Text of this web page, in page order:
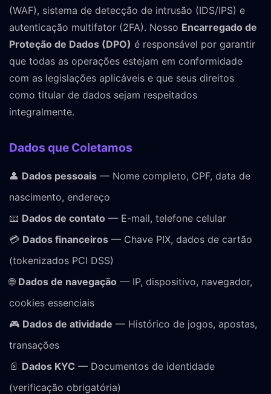
(WAF), sistema de detecção de intrusão (IDS/IPS) e
autenticação multifator (2FA). Nosso Encarregado de
Proteção de Dados (DPO) é responsável por garantir
que todas as operações estejam em conformidade
com as legislações aplicáveis e que seus direitos
como titular de dados sejam respeitados
integralmente.
Dados que Coletamos
👤 Dados pessoais — Nome completo, CPF, data de
nascimento, endereço
📧 Dados de contato — E-mail, telefone celular
💳 Dados financeiros — Chave PIX, dados de cartão
(tokenizados PCI DSS)
🌐 Dados de navegação — IP, dispositivo, navegador,
cookies essenciais
🎮 Dados de atividade — Histórico de jogos, apostas,
transações
📄 Dados KYC — Documentos de identidade
(verificação obrigatória)